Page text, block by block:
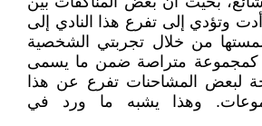
أدت وتؤدي إلى تفرع هذا النادي إلى
لمستها من خلال تجربتي الشخصية
كمجموعة متراصة ضمن ما يسمى
لبعض المشاحنات تفرع عن هذا
وهذا يشبه ما ورد في